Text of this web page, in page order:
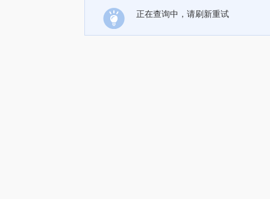
正在查询中，请刷新重试